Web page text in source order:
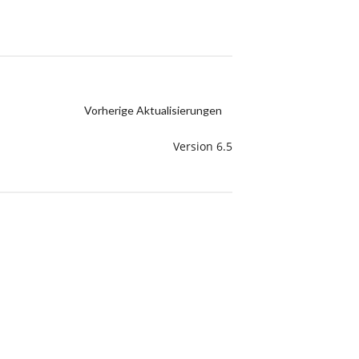
Vorherige Aktualisierungen
Version 6.5